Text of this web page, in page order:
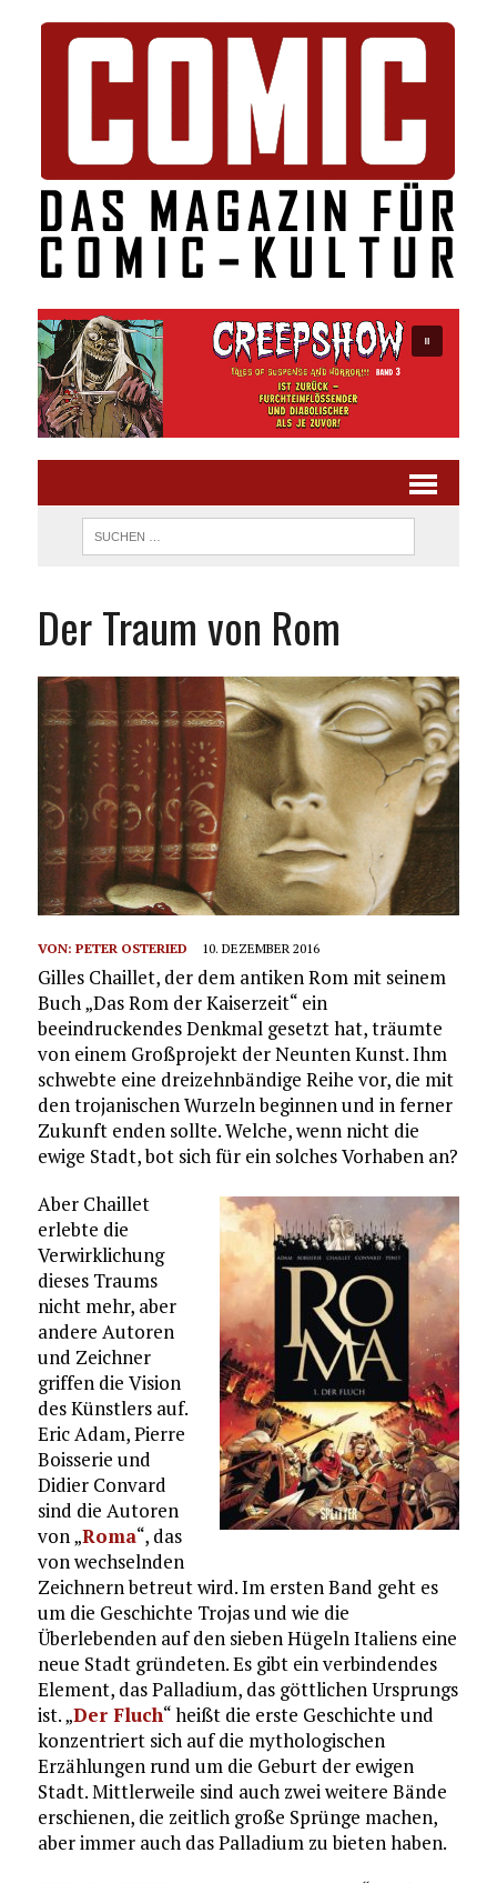
Der Traum von Rom
VON: PETER OSTERIED 10. DEZEMBER 2016
Gilles Chaillet, der dem antiken Rom mit seinem
Buch „Das Rom der Kaiserzeit“ ein
beeindruckendes Denkmal gesetzt hat, träumte
von einem Großprojekt der Neunten Kunst. Ihm
schwebte eine dreizehnbändige Reihe vor, die mit
den trojanischen Wurzeln beginnen und in ferner
Zukunft enden sollte. Welche, wenn nicht die
ewige Stadt, bot sich für ein solches Vorhaben an?
Aber Chaillet
erlebte die
Verwirklichung
dieses Traums
nicht mehr, aber
andere Autoren
und Zeichner
griffen die Vision
des Künstlers auf.
Eric Adam, Pierre
Boisserie und
Didier Convard
sind die Autoren
von „Roma“, das
von wechselnden
Zeichnern betreut wird. Im ersten Band geht es
um die Geschichte Trojas und wie die
Überlebenden auf den sieben Hügeln Italiens eine
neue Stadt gründeten. Es gibt ein verbindendes
Element, das Palladium, das göttlichen Ursprungs
ist. „Der Fluch“ heißt die erste Geschichte und
konzentriert sich auf die mythologischen
Erzählungen rund um die Geburt der ewigen
Stadt. Mittlerweile sind auch zwei weitere Bände
erschienen, die zeitlich große Sprünge machen,
aber immer auch das Palladium zu bieten haben.